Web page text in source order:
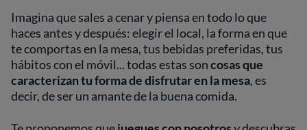
Imagina que sales a cenar y piensa en todo lo que
haces antes y después: elegir el local, la forma en que
te comportas en la mesa, tus bebidas preferidas, tus
hábitos con el móvil... todas estas soncosas que
caracterizan tu forma de disfrutar en la mesa, es
decir, de ser un amante de la buena comida.